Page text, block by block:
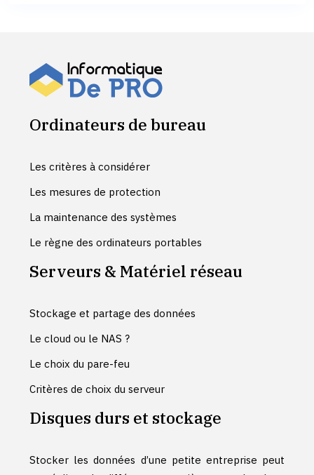
Ordinateurs de bureau
Les critères à considérer
Les mesures de protection
La maintenance des systèmes
Le règne des ordinateurs portables
Serveurs & Matériel réseau
Stockage et partage des données
Le cloud ou le NAS ?
Le choix du pare-feu
Critères de choix du serveur
Disques durs et stockage
Stocker les données d’une petite entreprise peut